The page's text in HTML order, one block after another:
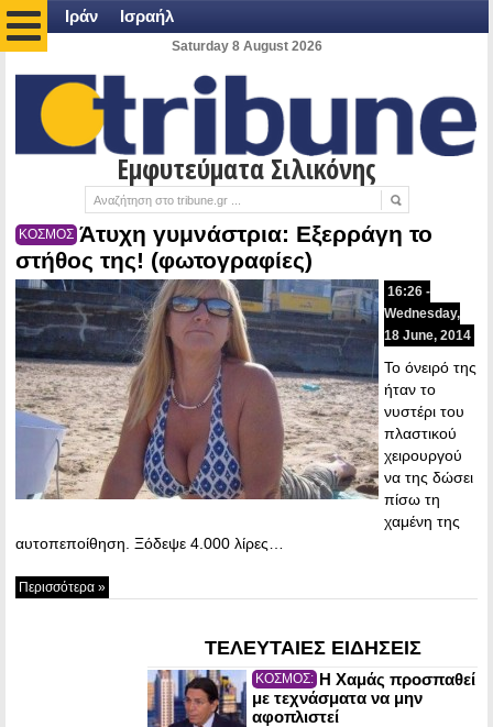
Ιράν Ισραήλ
Saturday 8 August 2026
Εμφυτεύματα Σιλικόνης
ΚΟΣΜΟΣ Άτυχη γυμνάστρια: Εξερράγη το
στήθος της! (φωτογραφίες)
16:26 -
Wednesday,
18 June, 2014
Το όνειρό της
ήταν το
νυστέρι του
πλαστικού
χειρουργού
να της δώσει
πίσω τη
χαμένη της
αυτοπεποίθηση. Ξόδεψε 4.000 λίρες…
Περισσότερα »
ΤΕΛΕΥΤΑΙΕΣ ΕΙΔΗΣΕΙΣ
ΚΟΣΜΟΣ: Η Χαμάς προσπαθεί
με τεχνάσματα να μην
αφοπλιστεί